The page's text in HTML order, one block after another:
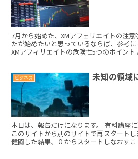
7月から始めた、XMアフェリエイトの注
たが始めたいと思っているならば、参考に
XMアフィリエイトの危険性5つのポイン
ビジネス 未知の領域
本日は、報告だけになります。 有料講座に
このサイトから別のサイトで再スタート
健闘した結果、０からスタートしなおす